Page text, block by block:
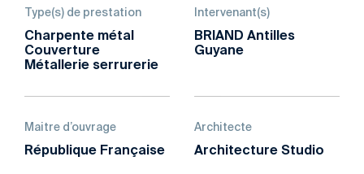
Type(s) de prestation
Charpente métal
Couverture
Métallerie serrurerie
Intervenant(s)
BRIAND Antilles
Guyane
Maitre d’ouvrage
République Française
Architecte
Architecture Studio